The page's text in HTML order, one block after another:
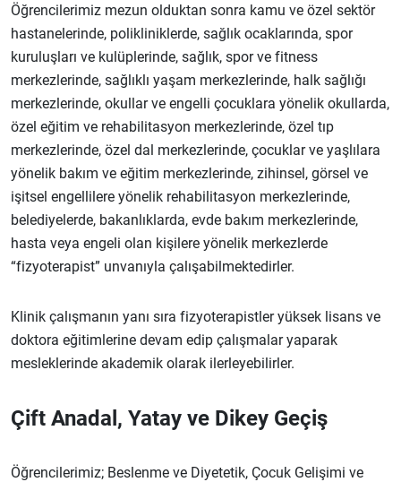
Öğrencilerimiz mezun olduktan sonra kamu ve özel sektör
hastanelerinde, polikliniklerde, sağlık ocaklarında, spor
kuruluşları ve kulüplerinde, sağlık, spor ve fitness
merkezlerinde, sağlıklı yaşam merkezlerinde, halk sağlığı
merkezlerinde, okullar ve engelli çocuklara yönelik okullarda,
özel eğitim ve rehabilitasyon merkezlerinde, özel tıp
merkezlerinde, özel dal merkezlerinde, çocuklar ve yaşlılara
yönelik bakım ve eğitim merkezlerinde, zihinsel, görsel ve
işitsel engellilere yönelik rehabilitasyon merkezlerinde,
belediyelerde, bakanlıklarda, evde bakım merkezlerinde,
hasta veya engeli olan kişilere yönelik merkezlerde
“fizyoterapist” unvanıyla çalışabilmektedirler.
Klinik çalışmanın yanı sıra fizyoterapistler yüksek lisans ve
doktora eğitimlerine devam edip çalışmalar yaparak
mesleklerinde akademik olarak ilerleyebilirler.
Çift Anadal, Yatay ve Dikey Geçiş
Öğrencilerimiz; Beslenme ve Diyetetik, Çocuk Gelişimi ve